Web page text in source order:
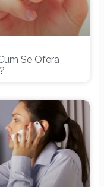
Se Ofera